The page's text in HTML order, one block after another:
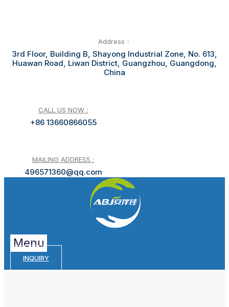
Address：
3rd Floor, Building B, Shayong Industrial Zone, No. 613,
Huawan Road, Liwan District, Guangzhou, Guangdong,
China
CALL US NOW :
+86 13660866055
MAILING ADDRESS :
496571360@qq.com
Menu
INQUIRY